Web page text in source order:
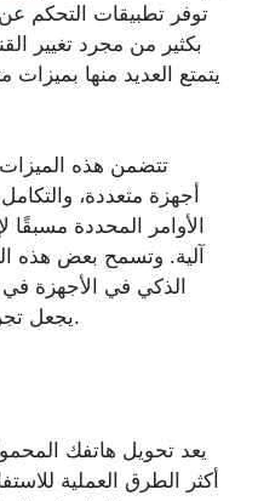
توفر تطبيقات التحكم
بكثير من مجرد تغيير
يتمتع العديد منها
تتضمن هذه
أجهزة متعددة،
الأوامر المحددة
آلية. وتسمح بعض هذه
الذكي في الأجهزة
يجعل تجربة أتمتة المنزل كاملة وعملية.
يعد تحويل هاتفك
أكثر الطرق العملية